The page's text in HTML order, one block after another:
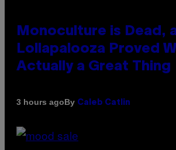
Monoculture is Dead,
Lollapalooza Proved
Actually a Great Thing
3 hours agoBy Caleb Catlin